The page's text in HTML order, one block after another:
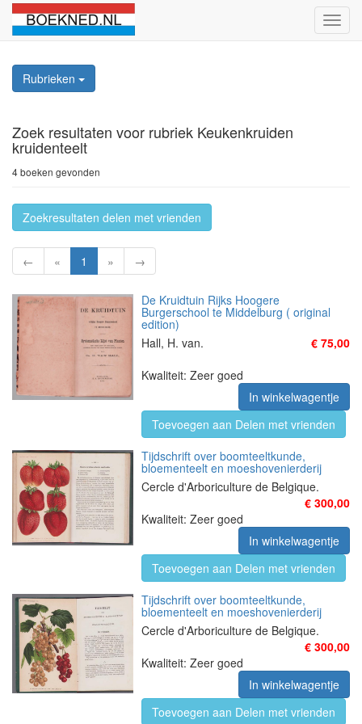
Rubrieken
Zoek resultaten voor rubriek Keukenkruiden
kruidenteelt
4 boeken gevonden
Zoekresultaten delen met vrienden
← « 1 » →
De Kruidtuin Rijks Hoogere
Burgerschool te Middelburg ( original
edition)
Hall, H. van.
€ 75,00
Kwaliteit: Zeer goed
In winkelwagentje
Toevoegen aan Delen met vrienden
Tijdschrift over boomteeltkunde,
bloementeelt en moeshovenierderij
Cercle d'Arboriculture de Belgique.
€ 300,00
Kwaliteit: Zeer goed
In winkelwagentje
Toevoegen aan Delen met vrienden
Tijdschrift over boomteeltkunde,
bloementeelt en moeshovenierderij
Cercle d'Arboriculture de Belgique.
€ 300,00
Kwaliteit: Zeer goed
In winkelwagentje
Toevoegen aan Delen met vrienden